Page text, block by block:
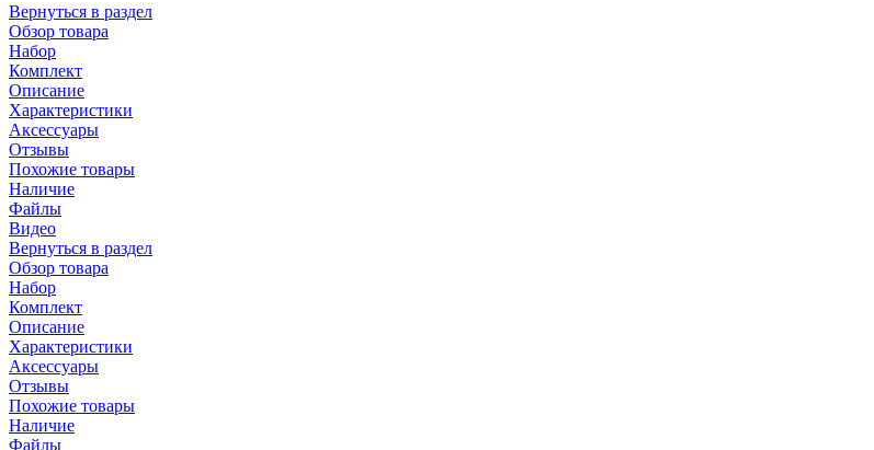
Вернуться в раздел
Обзор товара
Набор
Комплект
Описание
Характеристики
Аксессуары
Отзывы
Похожие товары
Наличие
Файлы
Видео
Вернуться в раздел
Обзор товара
Набор
Комплект
Описание
Характеристики
Аксессуары
Отзывы
Похожие товары
Наличие
Файлы